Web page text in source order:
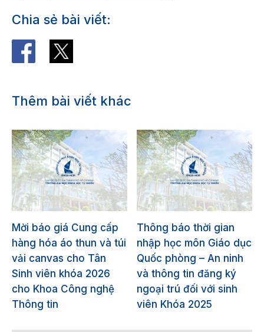
Chia sẻ bài viết:
Thêm bài viết khác
Mời báo giá Cung cấp
hàng hóa áo thun và túi
vải canvas cho Tân
Sinh viên khóa 2026
cho Khoa Công nghệ
Thông tin
Thông báo thời gian
nhập học môn Giáo dục
Quốc phòng – An ninh
và thông tin đăng ký
ngoại trú đối với sinh
viên Khóa 2025